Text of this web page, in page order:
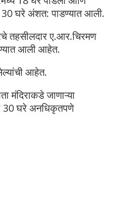
30 घरे अंशत: पाडण्यात आली.
तहसीलदार ए.आर.चिरमण
आली आहेत.
आहेत.
मंदिराकडे जाणाऱ्या
30 घरे अनधिकृतपणे